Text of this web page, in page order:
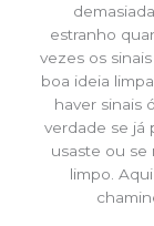
estranho
vezes os
boa ideia
haver sinais
verdade se já
usaste ou se
limpo.